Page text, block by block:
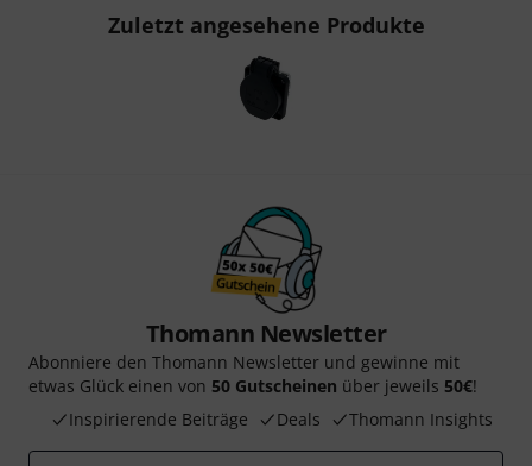
Zuletzt angesehene Produkte
Thomann Newsletter
Abonniere den Thomann Newsletter und gewinne mit
etwas Glück einen von 50 Gutscheinen über jeweils 50€!
Inspirierende Beiträge
Deals Thomann Insights